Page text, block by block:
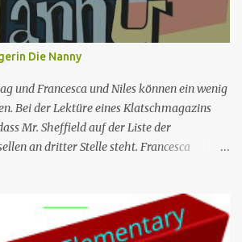
das Leben der Harper-Brüder Charlie
Sohn Jake. Charlie ist ein Junggeselle, der
mit dem Schreiben von Werbejingles
Lebensstil führt. Als Alans F...
Die Nanny
und Francesca und Niles können ein wenig
Bei der Lektüre eines Klatschmagazins
Mr. Sheffield auf der Liste der
an dritter Stelle steht. Francesca
Mann ist der einzige, dem es gelingt, in
zu gelangen, und dort trifft er Leslie, ein